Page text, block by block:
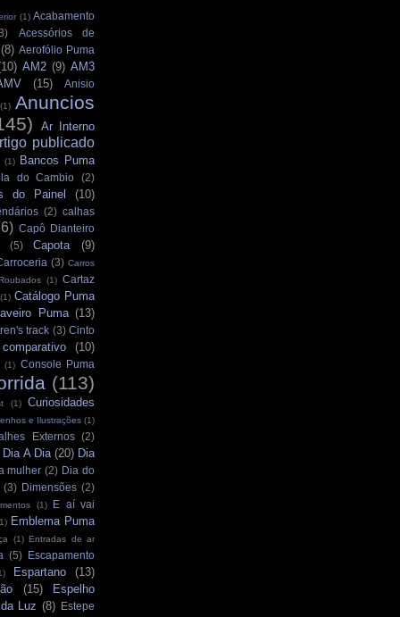
(1) Acabamento
Acessórios de
(8) Aerofólio Puma
AM2 (9) AM3
(15)
Anisio
(1) Anuncios
Ar Interno
publicado
(1)
Bancos Puma
do Cambio (2)
do Painel (10)
(2) calhas
Capô Dianteiro
(5) Capota (9)
(3) Carros
(1) Cartaz
(1) Catálogo Puma
Puma (13)
track (3) Cinto
comparativo (10)
(1) Console Puma
(113)
(1)
Curiosidades
e Ilustrações (1)
Externos (2)
Dia A Dia (20) Dia
mulher (2) Dia do
(3) Dimensões (2)
(1)
E aí vai
Emblema Puma
(1) Entradas de ar
(5)
Escapamento
Espartano
(13)
(15)
Espelho
Luz (8) Estepe